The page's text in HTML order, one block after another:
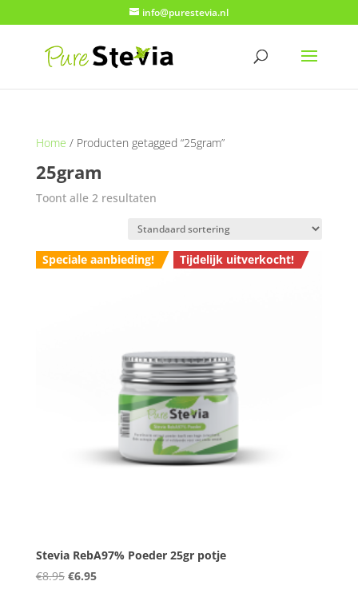
info@purestevia.nl
Home / Producten getagged “25gram”
25gram
Toont alle 2 resultaten
Speciale aanbieding! Tijdelijk uitverkocht!
Stevia RebA97% Poeder 25gr potje
€8.95 Oorspronkelijke
€6.95Huidige